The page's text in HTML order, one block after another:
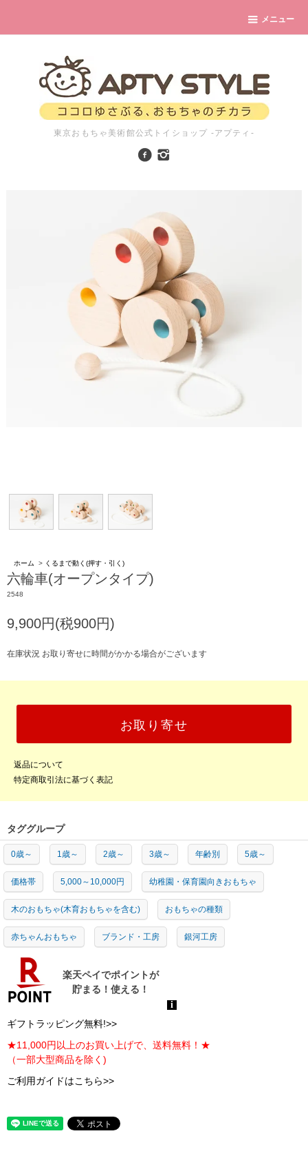
メニュー
東京おもちゃ美術館公式トイショップ -アプティ-
ホーム > くるまで動く(押す・引く)
六輪車(オープンタイプ)
2548
9,900円(税900円)
在庫状況 お取り寄せに時間がかかる場合がございます
お取り寄せ
返品について
特定商取引法に基づく表記
タググループ
0歳～ 1歳～ 2歳～ 3歳～ 年齢別 5歳～
価格帯 5,000～10,000円 幼稚園・保育園向きおもちゃ
木のおもちゃ(木育おもちゃを含む) おもちゃの種類
赤ちゃんおもちゃ ブランド・工房 銀河工房
ギフトラッピング無料!>>
★11,000円以上のお買い上げで、送料無料！★
（一部大型商品を除く)
ご利用ガイドはこちら>>